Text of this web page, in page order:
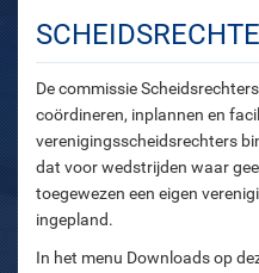
De commissie
coördineren, inplannen en
verenigingsscheidsrechters
dat voor wedstrijden waar
toegewezen een eigen
ingepland.
In het menu Downloads op